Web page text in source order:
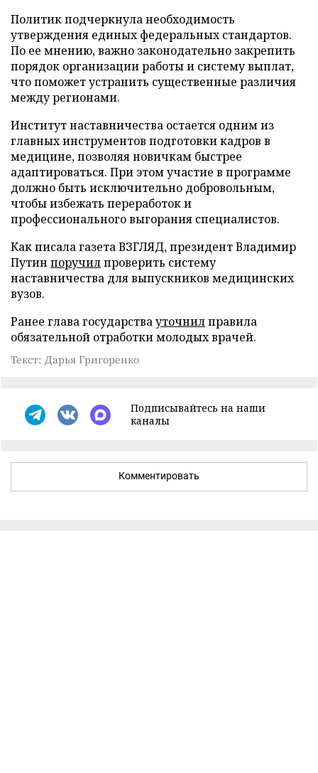
Политик подчеркнула необходимость
утверждения единых федеральных стандартов.
По ее мнению, важно законодательно закрепить
порядок организации работы и систему выплат,
что поможет устранить существенные различия
между регионами.
Институт наставничества остается одним из
главных инструментов подготовки кадров в
медицине, позволяя новичкам быстрее
адаптироваться. При этом участие в программе
должно быть исключительно добровольным,
чтобы избежать переработок и
профессионального выгорания специалистов.
Как писала газета ВЗГЛЯД, президент Владимир
Путин поручилпроверить систему
наставничества для выпускников медицинских
вузов.
Ранее глава государствауточнилправила
обязательной отработки молодых врачей.
Текст: Дарья Григоренко
Подписывайтесь на наши
каналы
Комментировать